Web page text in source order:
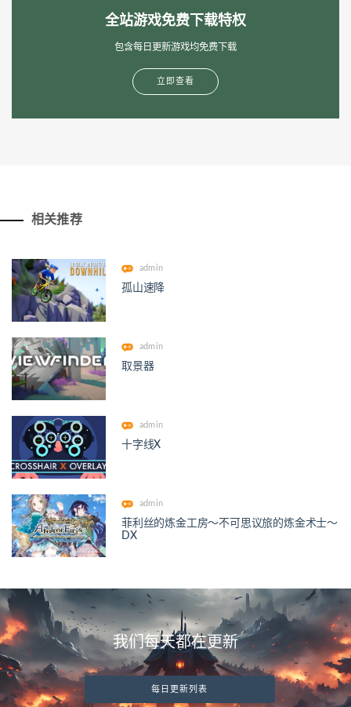
全站游戏免费下载特权
包含每日更新游戏均免费下载
立即查看
相关推荐
admin
孤山速降
admin
取景器
admin
十字线X
admin
菲利丝的炼金工房～不可思议旅的炼金术士～
DX
我们每天都在更新
每日更新列表